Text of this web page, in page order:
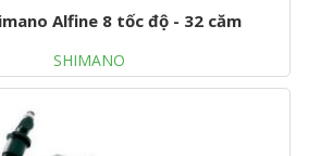
Alfine 8 tốc độ - 32 căm
SHIMANO